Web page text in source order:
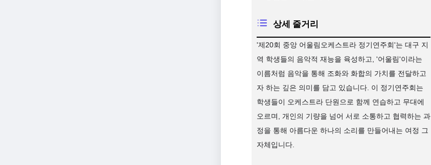
상세 줄거리
'제20회 중앙 어울림오케스트라 정기연주회'는 대구 지
역 학생들의 음악적 재능을 육성하고, '어울림'이라는
이름처럼 음악을 통해 조화와 화합의 가치를 전달하고
자 하는 깊은 의미를 담고 있습니다. 이 정기연주회는
학생들이 오케스트라 단원으로 함께 연습하고 무대에
오르며, 개인의 기량을 넘어 서로 소통하고 협력하는 과
정을 통해 아름다운 하나의 소리를 만들어내는 여정 그
자체입니다.